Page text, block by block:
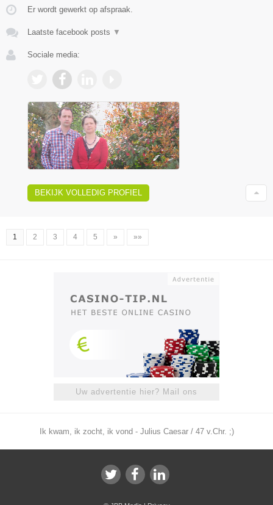
Er wordt gewerkt op afspraak.
Laatste facebook posts ▼
Sociale media:
BEKIJK VOLLEDIG PROFIEL
1 2 3 4 5 » »»
Uw advertentie hier? Mail ons
Ik kwam, ik zocht, ik vond - Julius Caesar / 47 v.Chr. ;)